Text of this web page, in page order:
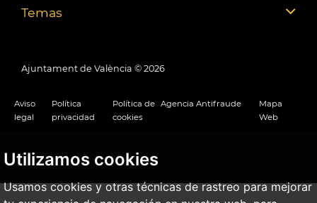
Utilizamos cookies
Usamos cookies y otras técnicas de rastreo para mejorar
Temas
Ajuntament de València © 2026
Aviso
legal
Política
privacidad
Política de
cookies
Agencia Antifraude
Mapa
Web